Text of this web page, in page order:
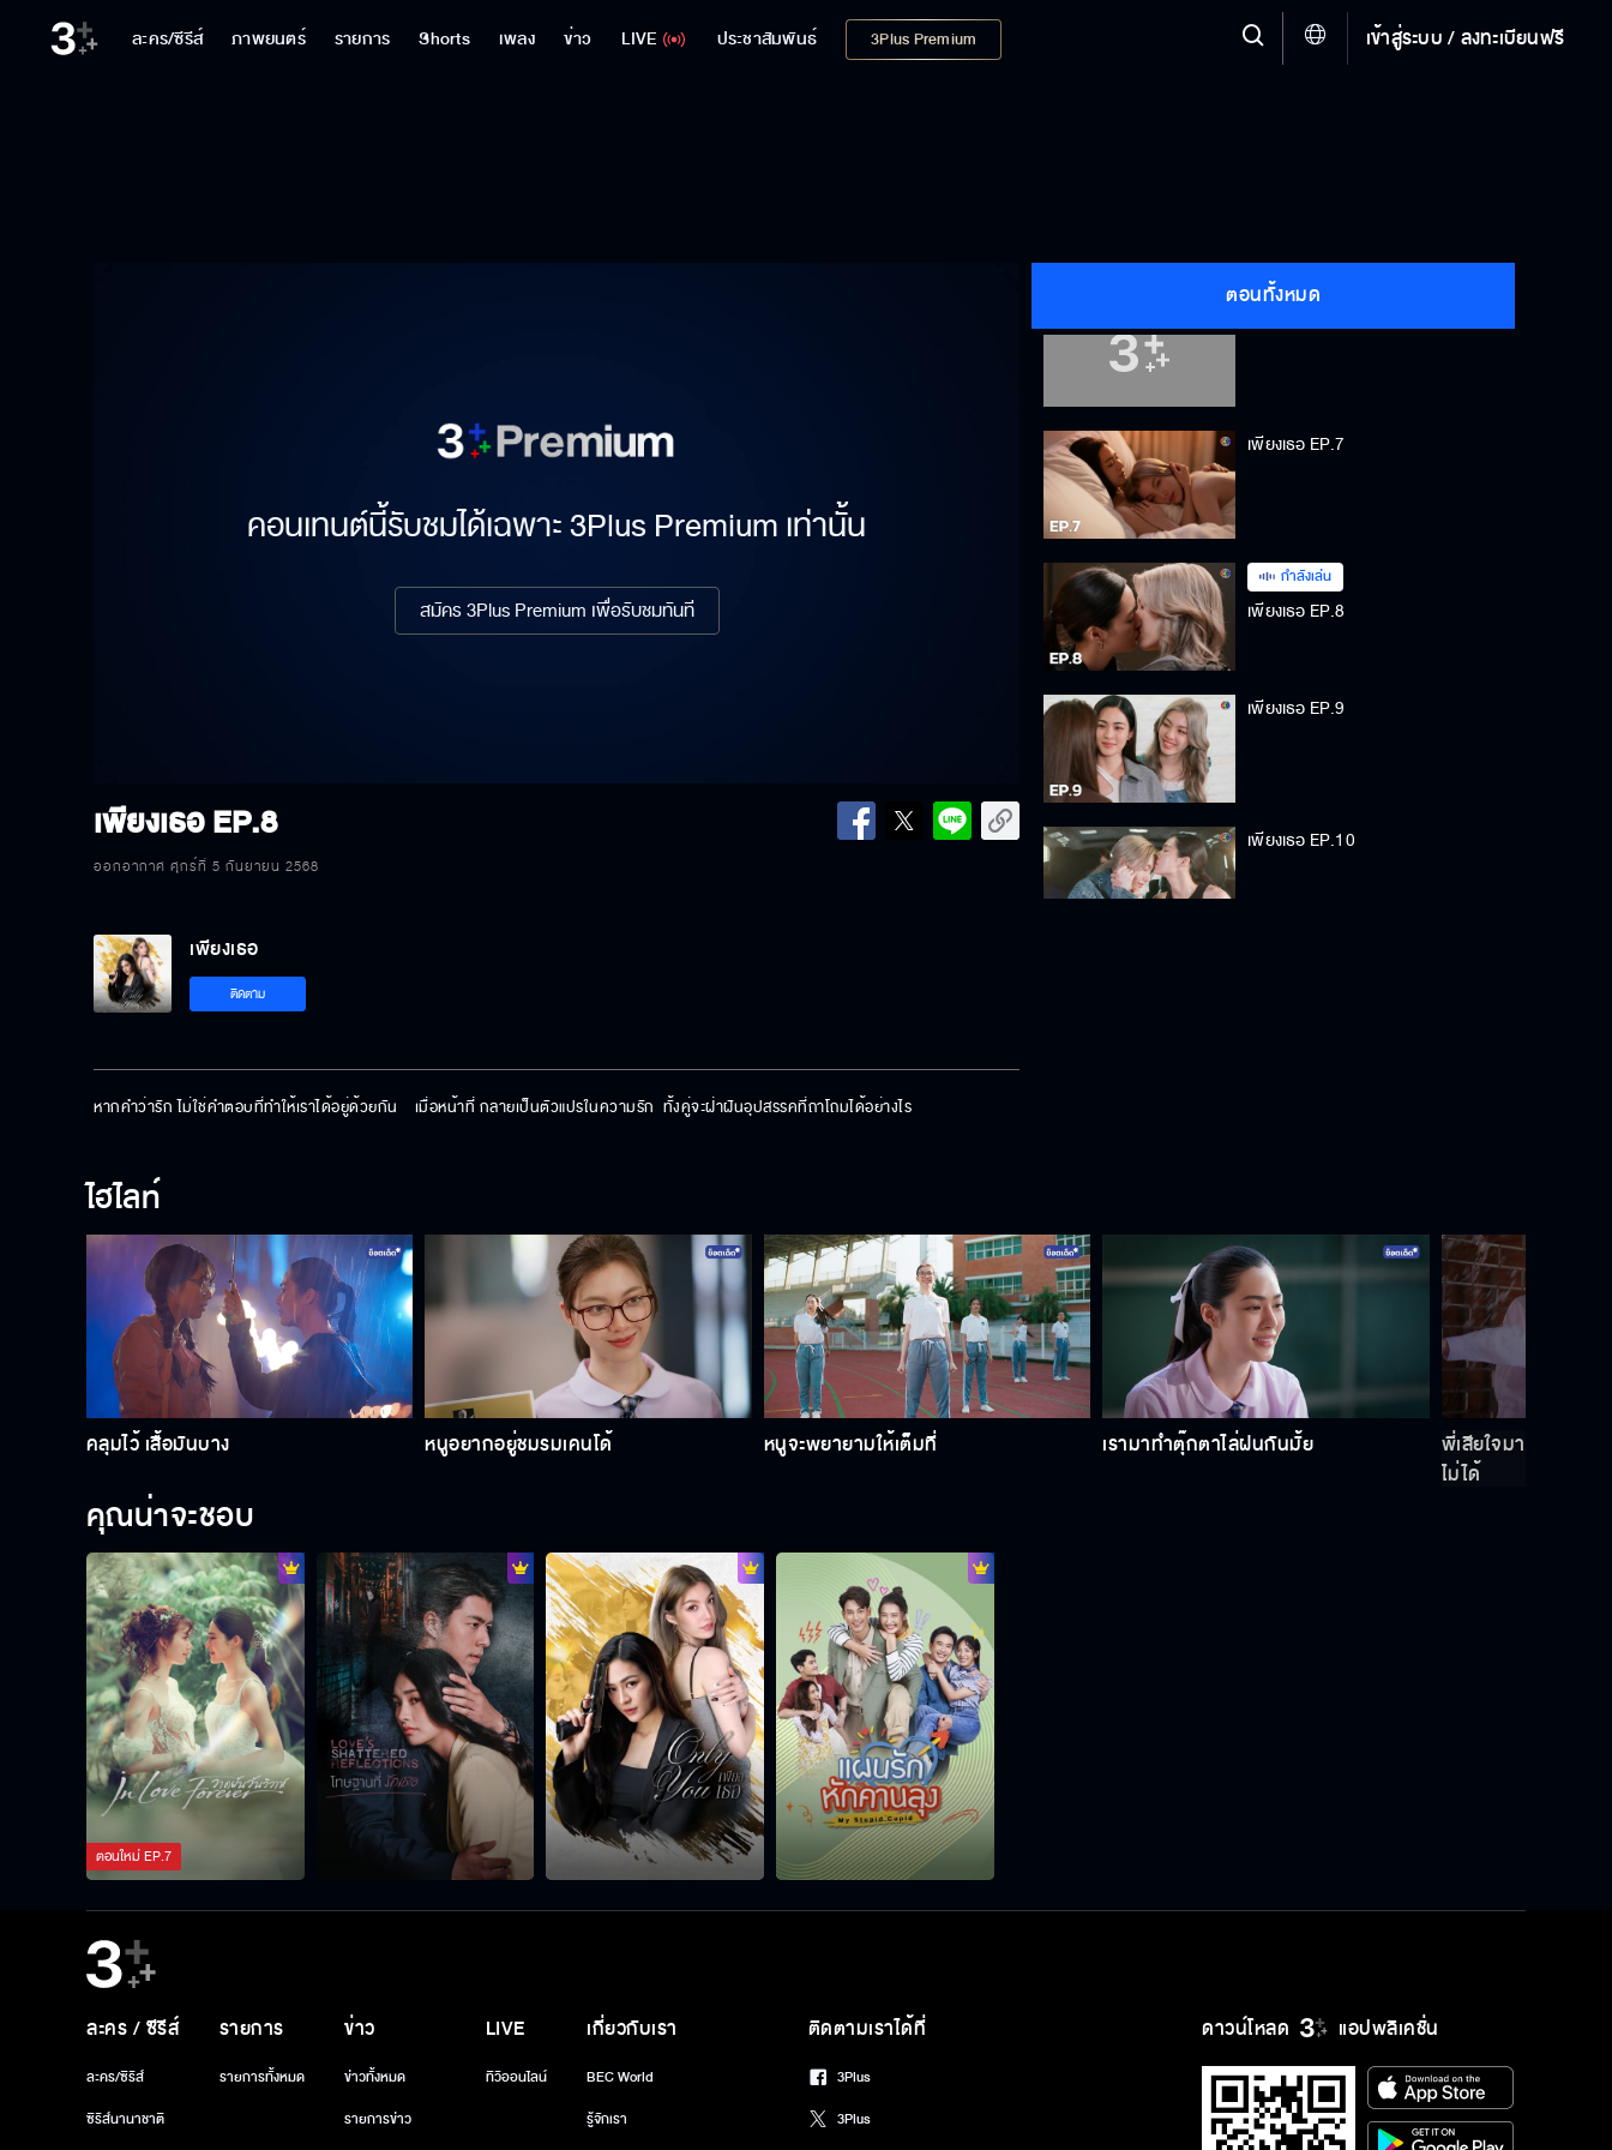
ละคร/ซีรีส์ ภาพยนตร์ รายการ Shorts เพลง ข่าว LIVE ประชาสัมพันธ์ 3Plus Premium เข้าสู่ระบบ / ลงทะเบียนฟรี
คอนเทนต์นี้รับชมได้เฉพาะ 3Plus Premium เท่านั้น
สมัคร 3Plus Premium เพื่อรับชมทันที
เพียงเธอEP.8
ออกอากาศ ศุกร์ที่ 5 กันยายน 2568
ตอนทั้งหมด
เพียงเธอ EP.4
เพียงเธอ EP.7
กำลังเล่น
เพียงเธอ EP.8
เพียงเธอ EP.9
เพียงเธอ EP.10
เพียงเธอ EP.13
เพียงเธอ EP.14
เพียงเธอ
ติดตาม
หากคำว่ารัก ไม่ใช่คำตอบที่ทำให้เราได้อยู่ด้วยกัน    เมื่อหน้าที่ กลายเป็นตัวแปรในความรัก  ทั้งคู่จะฝ่าฝันอุปสรรคที่ถาโถมได้อย่างไร
ไฮไลท์
คลุมไว้ เสื้อมันบาง หนูอยากอยู่ชมรมเคนโด้ หนูจะพยายามให้เต็มที่ เรามาทำตุ๊กตาไล่ฝนกันมั้ย
พี่เสียใจมาก ที่เป็นตั
ไม่ได้
คุณน่าจะชอบ
ตอนใหม่EP.7
ดาวน์โหลด แอปพลิเคชั่น
ละคร / ซีรีส์
ละคร/ซีรีส์
ซีรีส์นานาชาติ
รายการ
รายการทั้งหมด
ข่าว
ข่าวทั้งหมด
รายการข่าว
LIVE
ทีวีออนไลน์
เกี่ยวกับเรา
BEC World
รู้จักเรา
ติดตามเราได้ที่
3Plus
3Plus